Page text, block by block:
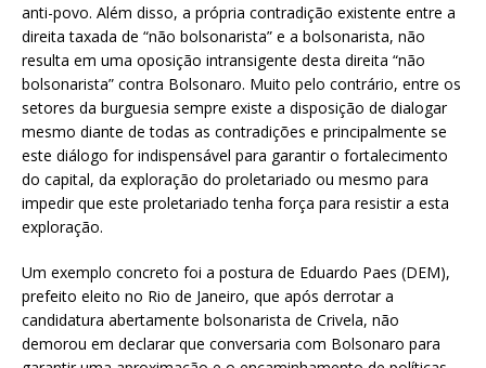
anti-povo. Além disso, a própria contradição existente entre a
direita taxada de “não bolsonarista” e a bolsonarista, não
resulta em uma oposição intransigente desta direita “não
bolsonarista” contra Bolsonaro. Muito pelo contrário, entre os
setores da burguesia sempre existe a disposição de dialogar
mesmo diante de todas as contradições e principalmente se
este diálogo for indispensável para garantir o fortalecimento
do capital, da exploração do proletariado ou mesmo para
impedir que este proletariado tenha força para resistir a esta
exploração.
Um exemplo concreto foi a postura de Eduardo Paes (DEM),
prefeito eleito no Rio de Janeiro, que após derrotar a
candidatura abertamente bolsonarista de Crivela, não
demorou em declarar que conversaria com Bolsonaro para